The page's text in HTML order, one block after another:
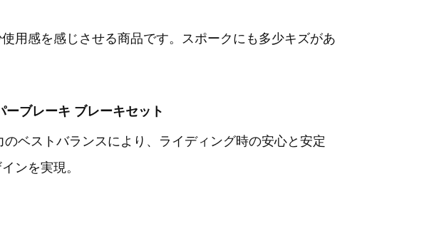
用感を感じさせる商品です。スポークにも多少キズがあ
ブレーキ ブレーキセット
ベストバランスにより、ライディング時の安心と安定
ンを実現。